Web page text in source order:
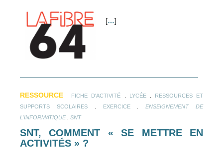
[…]
RESSOURCE FICHE D'ACTIVITÉ LYCÉE.
RESSOURCES ET
SUPPORTS SCOLAIRES. EXERCICE.ENSEIGNEMENT DE
L'INFORMATIQUE. SNT
SNT, COMMENT « SE METTRE EN
ACTIVITÉS » ?